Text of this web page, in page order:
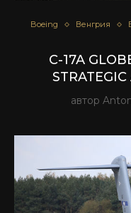
Boeing Венгрия
C-17A
автор